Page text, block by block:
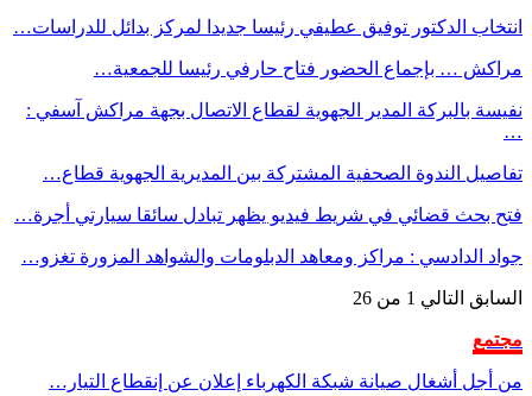
انتخاب الدكتور توفيق عطيفي رئيسا جديدا لمركز بدائل للدراسات…
مراكش … بإجماع الحضور فتاح حارفي رئيسا للجمعية…
نفيسة بالبركة المدير الجهوية لقطاع الاتصال بجهة مراكش آسفي :
…
تفاصيل الندوة الصحفية المشتركة بين المديرية الجهوية قطاع…
فتح بحث قضائي في شريط فيديو يظهر تبادل سائقا سيارتي أجرة…
جواد الدادسي : مراكز ومعاهد الدبلومات والشواهد المزورة تغزو…
السابق التالي 1 من 26
مجتمع
من أجل أشغال صيانة شبكة الكهرباء إعلان عن إنقطاع التيار…